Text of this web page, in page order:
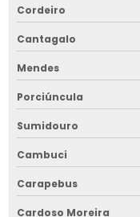
Empresa construtora
Empresa construtora
Empresa de
Empresa de
Empresa de
Empresa de fornalha
Cordeiro
Cantagalo
Mendes
Porciúncula
Sumidouro
Cambuci
Carapebus
Cardoso Moreira